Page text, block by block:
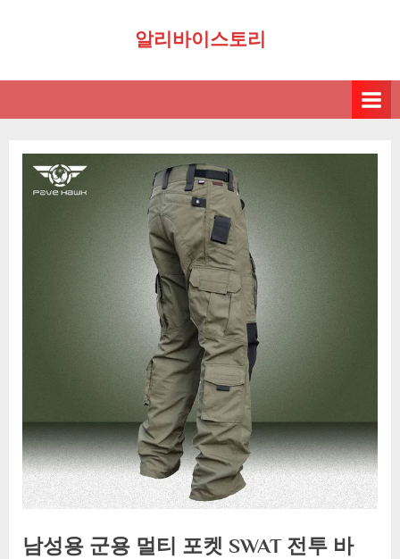
알리바이스토리
남성용 군용 멀티 포켓 SWAT 전투 바